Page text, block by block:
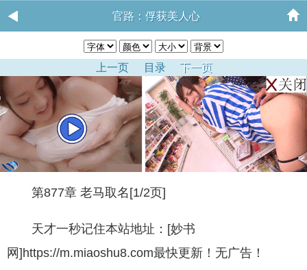
官路：俘获美人心
上一页 目录 下一页
第877章 老马取名[1/2页]
天才一秒记住本站地址：[妙书
网]https://m.miaoshu8.com最快更新！无广告！